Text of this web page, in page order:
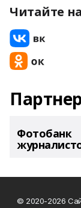
Читайте
Фотобанк
© 2020-2026